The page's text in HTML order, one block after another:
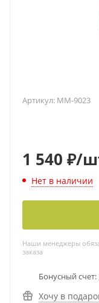
Артикул: MM-9023
1 540 ₽/
Нет в наличии
Наши менеджеры
заказа
Бонусный счет:
Хочу в